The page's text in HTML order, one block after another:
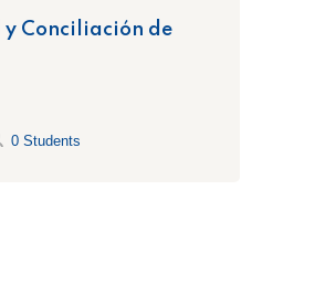
y Conciliación de
0 Students